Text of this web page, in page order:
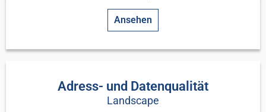
Ansehen
Adress- und Datenqualität
Landscape